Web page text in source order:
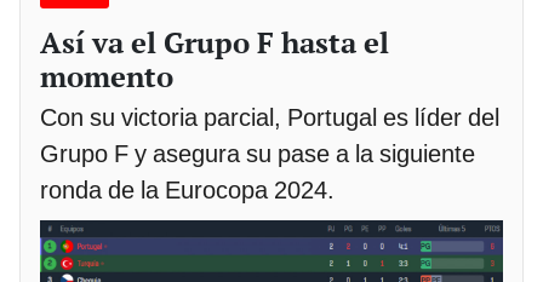
Así va el Grupo F hasta el
momento
Con su victoria parcial, Portugal es líder del
Grupo F y asegura su pase a la siguiente
ronda de la Eurocopa 2024.